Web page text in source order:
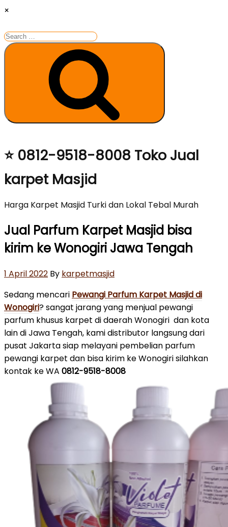
×
Search
for:
Search
Skip
to
content
⭐ 0812-9518-8008 Toko Jual
karpet Masjid
Harga Karpet Masjid Turki dan Lokal Tebal Murah
Jual Parfum Karpet Masjid bisa
kirim ke Wonogiri Jawa Tengah
Posted
1 April 2022 By karpetmasjid
Sedang mencari Pewangi Parfum Karpet Masjid di
Wonogiri? sangat jarang yang menjual pewangi
parfum khusus karpet di daerah Wonogiri dan kota
lain di Jawa Tengah, kami distributor langsung dari
pusat Jakarta siap melayani pembelian parfum
pewangi karpet dan bisa kirim ke Wonogiri silahkan
kontak ke WA 0812-9518-8008